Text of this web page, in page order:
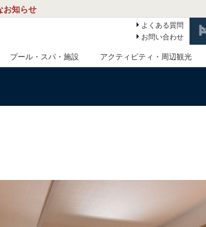
お知らせ
よくある質問
お問い合わせ
プール・スパ・施設 アクティビティ・周辺観光